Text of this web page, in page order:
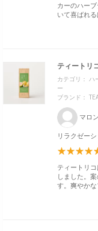
カーのハー
いて喜ばれる
ティートリ
カテゴリ： ハ
ー
ブランド：
マロン
リラクゼー
ティートリ
しました。
す。爽やかな